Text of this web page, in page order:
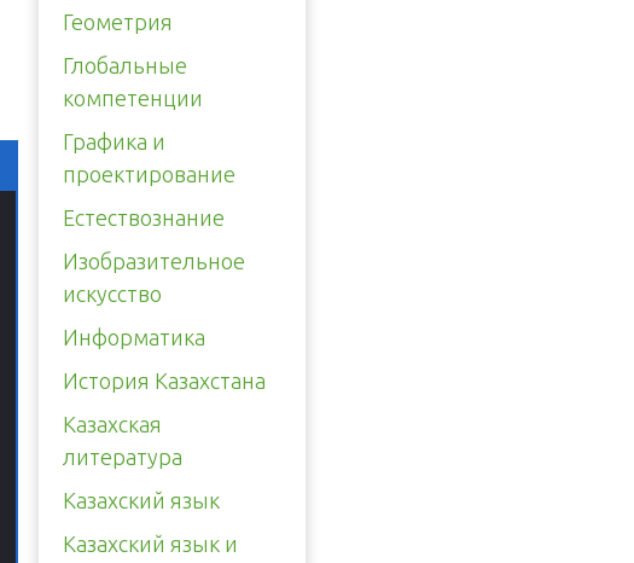
Геометрия
Глобальные
компетенции
Графика и
проектирование
Естествознание
Изобразительное
искусство
Информатика
История Казахстана
Казахская
литература
Казахский язык
Казахский язык и